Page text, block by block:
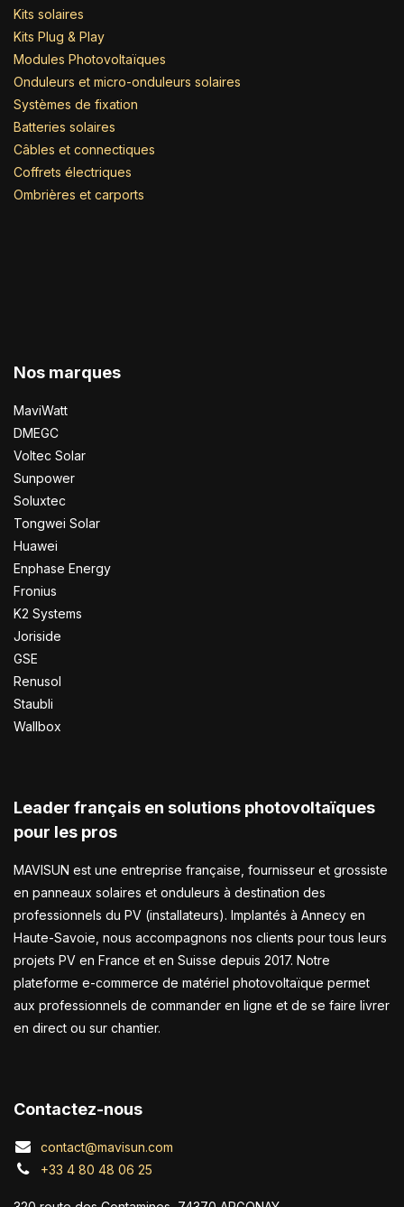
Kits solaires
Kits Plug & Play
Modules Photovoltaïques
Onduleurs et micro-onduleurs solaires
Systèmes de fixation
Batteries solaires
Câbles et connectiques
Coffrets électriques
Ombrières et carports
Nos marques
MaviWatt
DMEGC
Voltec Solar
Sunpower
Soluxtec
Tongwei Solar
Huawei
Enphase Energy
Fronius
K2 Systems
Joriside
GSE
Renusol
Staubli
Wallbox
Leader français en solutions photovoltaïques
pour les pros
MAVISUN est une entreprise française, fournisseur et grossiste
en panneaux solaires et onduleurs à destination des
professionnels du PV (installateurs). Implantés à Annecy en
Haute-Savoie, nous accompagnons nos clients pour tous leurs
projets PV en France et en Suisse depuis 2017. Notre
plateforme e-commerce de matériel photovoltaïque permet
aux professionnels de commander en ligne et de se faire livrer
en direct ou sur chantier.
Contactez-nous
contact@mavisun.com
+33 4 80 48 06 25